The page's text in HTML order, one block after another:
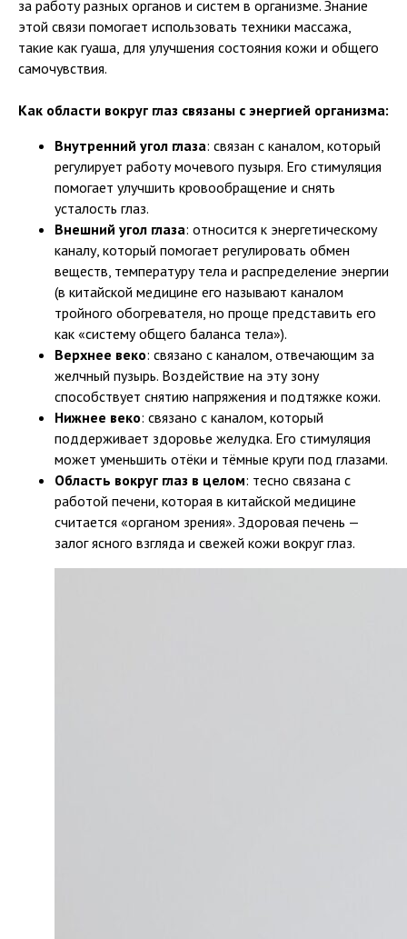
за работу разных органов и систем в организме. Знание
этой связи помогает использовать техники массажа,
такие как гуаша, для улучшения состояния кожи и общего
самочувствия.
Как области вокруг глаз связаны с энергией организма:
Внутренний угол глаза: связан с каналом, который
регулирует работу мочевого пузыря. Его стимуляция
помогает улучшить кровообращение и снять
усталость глаз.
Внешний угол глаза: относится к энергетическому
каналу, который помогает регулировать обмен
веществ, температуру тела и распределение энергии
(в китайской медицине его называют каналом
тройного обогревателя, но проще представить его
как «систему общего баланса тела»).
Верхнее веко: связано с каналом, отвечающим за
желчный пузырь. Воздействие на эту зону
способствует снятию напряжения и подтяжке кожи.
Нижнее веко: связано с каналом, который
поддерживает здоровье желудка. Его стимуляция
может уменьшить отёки и тёмные круги под глазами.
Область вокруг глаз в целом: тесно связана с
работой печени, которая в китайской медицине
считается «органом зрения». Здоровая печень —
залог ясного взгляда и свежей кожи вокруг глаз.